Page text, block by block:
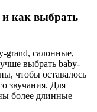
как выбрать
grand, салонные,
выбрать baby-
чтобы оставалось
звучания. Для
более длинные